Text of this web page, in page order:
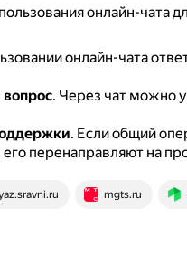
онлайн-чата
онлайн-чата
. Через чат можно
. Если общий
перенаправляют на
mgts.ru